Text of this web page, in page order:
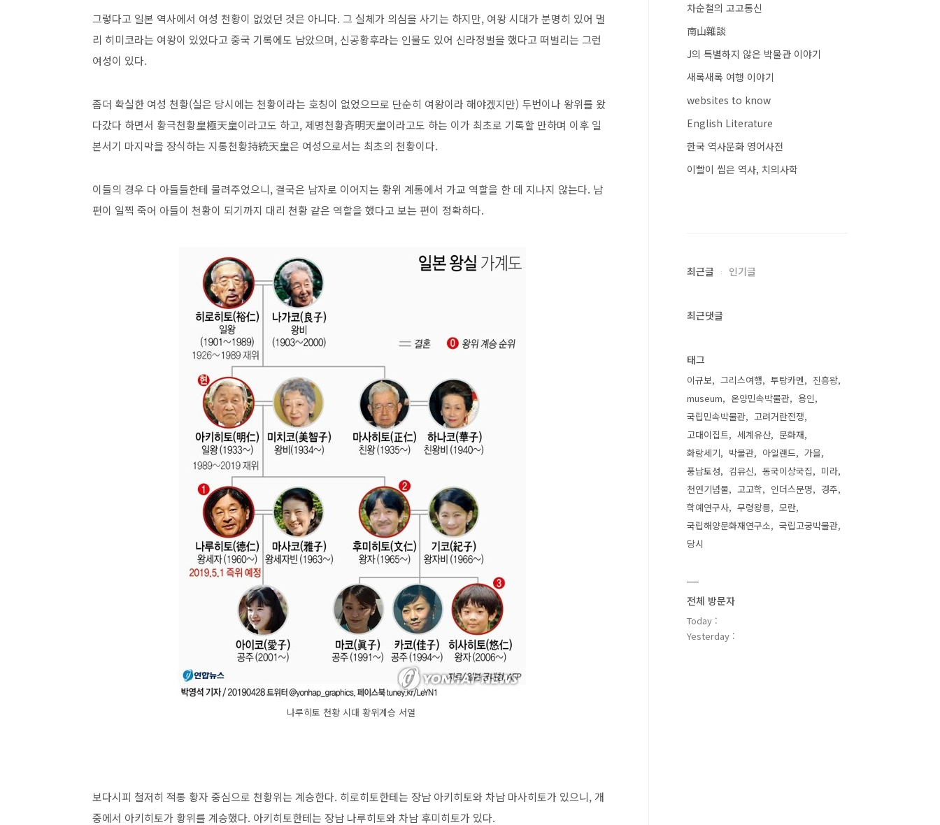
그렇다고 일본 역사에서 여성 천황이 없었던 것은 아니다. 그 실체가 의심을 사기는 하지만, 여왕 시대가 분명히 있어 멀
리 히미코라는 여왕이 있었다고 중국 기록에도 남았으며, 신공황후라는 인물도 있어 신라정벌을 했다고 떠벌리는 그런
여성이 있다.
좀더 확실한 여성 천황(실은 당시에는 천황이라는 호칭이 없었으므로 단순히 여왕이라 해야겠지만) 두번이나 왕위를 왔
다갔다 하면서 황극천황皇極天皇이라고도 하고, 제명천황斉明天皇이라고도 하는 이가 최초로 기록할 만하며 이후 일
본서기 마지막을 장식하는 지통천황持統天皇은 여성으로서는 최초의 천황이다.
이들의 경우 다 아들들한테 물려주었으니, 결국은 남자로 이어지는 황위 계통에서 가교 역할을 한 데 지나지 않는다. 남
편이 일찍 죽어 아들이 천황이 되기까지 대리 천황 같은 역할을 했다고 보는 편이 정확하다.
나루히토 천황 시대 황위계승 서열
보다시피 철저히 적통 황자 중심으로 천황위는 계승한다. 히로히토한테는 장남 아키히토와 차남 마사히토가 있으니, 개
중에서 아키히토가 황위를 계승했다. 아키히토한테는 장남 나루히토와 차남 후미히토가 있다.
차순철의 고고통신
南山雜談
J의 특별하지 않은 박물관 이야기
새록새록 여행 이야기
websites to know
English Literature
한국 역사문화 영어사전
이빨이 씹은 역사, 치의사학
최근글 인기글
최근댓글
태그
이규보 그리스여행 투탕카멘
진흥왕
museum
온양민속박물관
용인
국립민속박물관
고려거란전쟁
고대이집트
세계유산
문화재
화랑세기
박물관 아일랜드
가을
풍납토성
김유신 동국이상국집
미라
천연기념물
고고학 인더스문명
경주
학예연구사
무령왕릉
모란
국립해양문화재연구소
국립고궁박물관
당시
전체 방문자
Today :
Yesterday :